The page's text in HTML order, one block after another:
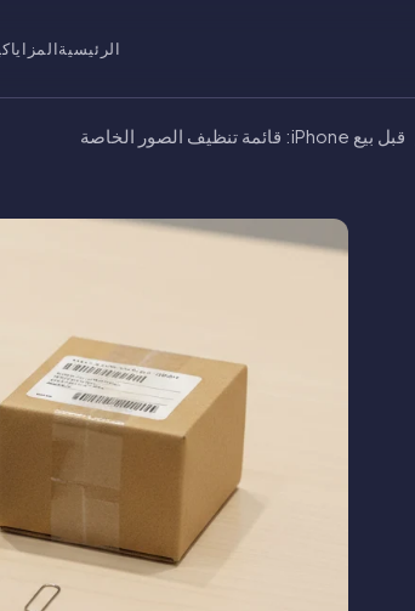
الرئيسيةالمزايا
قبل بيع iPhone: قائمة تنظيف الصور الخاصة